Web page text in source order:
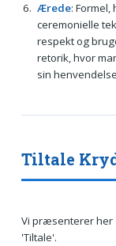
Ærede:
ceremonielle
respekt og
retorik, hvor
sin
Tiltale
Vi præsenterer her
'Tiltale'.